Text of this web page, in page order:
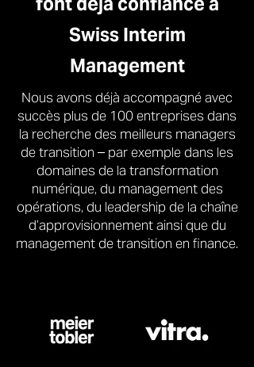
Swiss Interim
Management
Nous avons déjà accompagné avec
succès plus de 100 entreprises dans
la recherche des meilleurs managers
de transition – par exemple dans les
domaines de la transformation
numérique, du management des
opérations, du leadership de la chaîne
d’approvisionnement ainsi que du
management de transition en finance.